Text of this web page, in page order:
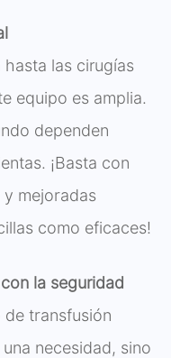
las cirugías
equipo es amplia.
dependen
¡Basta con
y mejoradas
como eficaces!
la seguridad
de transfusión
necesidad, sino